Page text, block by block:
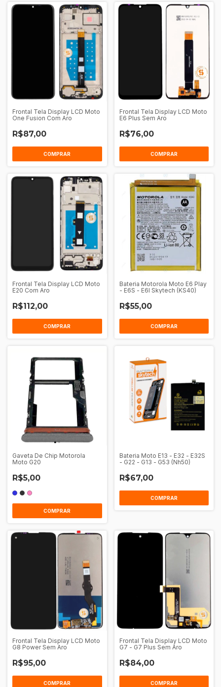
Frontal Tela Display LCD Moto
One Fusion Com Aro
R$87,00
COMPRAR
Frontal Tela Display LCD Moto
E6 Plus Sem Aro
R$76,00
COMPRAR
Frontal Tela Display LCD Moto
E20 Com Aro
R$112,00
COMPRAR
Bateria Motorola Moto E6 Play
- E6S - E6I Skytech (KS40)
R$55,00
COMPRAR
Gaveta De Chip Motorola
Moto G20
R$5,00
COMPRAR
Bateria Moto E13 - E32 - E32S
- G22 - G13 - G53 (Nh50)
R$67,00
COMPRAR
Frontal Tela Display LCD Moto
G8 Power Sem Aro
R$95,00
COMPRAR
Frontal Tela Display LCD Moto
G7 - G7 Plus Sem Aro
R$84,00
COMPRAR